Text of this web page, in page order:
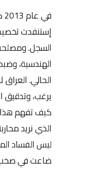
إستنفدت
السجل. ومصلحة
الهندسية،
الحالي.
يرغب، وتدقيق
كيف تفهم هذا
الذي نريد
ليس الفساد
ضاعت في صخب